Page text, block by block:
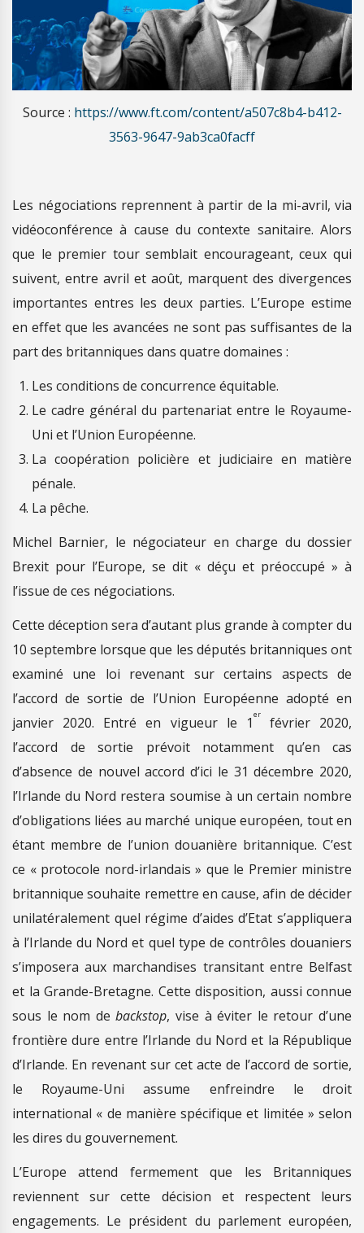
Source : https://www.ft.com/content/a507c8b4-b412-
3563-9647-9ab3ca0facff
Les négociations reprennent à partir de la mi-avril, via
vidéoconférence à cause du contexte sanitaire. Alors
que le premier tour semblait encourageant, ceux qui
suivent, entre avril et août, marquent des divergences
importantes entres les deux parties. L’Europe estime
en effet que les avancées ne sont pas suffisantes de la
part des britanniques dans quatre domaines :
Les conditions de concurrence équitable.
Le cadre général du partenariat entre le Royaume-
Uni et l’Union Européenne.
La coopération policière et judiciaire en matière
pénale.
La pêche.
Michel Barnier, le négociateur en charge du dossier
Brexit pour l’Europe, se dit « déçu et préoccupé » à
l’issue de ces négociations.
Cette déception sera d’autant plus grande à compter du
10 septembre lorsque que les députés britanniques ont
examiné une loi revenant sur certains aspects de
l’accord de sortie de l’Union Européenne adopté en
janvier 2020. Entré en vigueur le 1 er
février 2020,
l’accord de sortie prévoit notamment qu’en cas
d’absence de nouvel accord d’ici le 31 décembre 2020,
l’Irlande du Nord restera soumise à un certain nombre
d’obligations liées au marché unique européen, tout en
étant membre de l’union douanière britannique. C’est
ce « protocole nord-irlandais » que le Premier ministre
britannique souhaite remettre en cause, afin de décider
unilatéralement quel régime d’aides d’Etat s’appliquera
à l’Irlande du Nord et quel type de contrôles douaniers
s’imposera aux marchandises transitant entre Belfast
et la Grande-Bretagne. Cette disposition, aussi connue
sous le nom debackstop, vise à éviter le retour d’une
frontière dure entre l’Irlande du Nord et la République
d’Irlande. En revenant sur cet acte de l’accord de sortie,
le Royaume-Uni assume enfreindre le droit
international « de manière spécifique et limitée » selon
les dires du gouvernement.
L’Europe attend fermement que les Britanniques
reviennent sur cette décision et respectent leurs
engagements. Le président du parlement européen,